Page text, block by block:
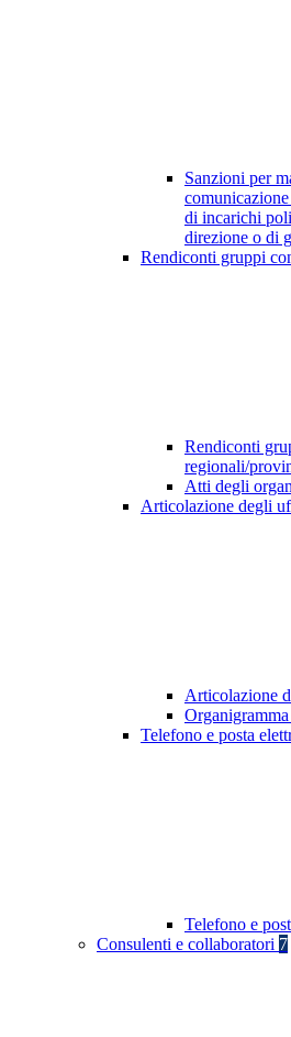
Sanzioni per
di incarichi
direzione o di
Rendiconti gruppi
Rendiconti
regionali/
Atti degli
Articolazione degli
Articolazione
Organigramma
Telefono e posta
Telefono e
Consulenti e collaboratori 7